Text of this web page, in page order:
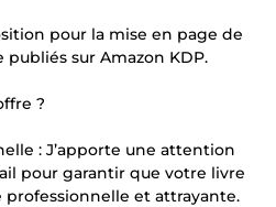
pour la mise en page de
sur Amazon KDP.
?
: J’apporte une attention
pour garantir que votre livre
et attrayante.